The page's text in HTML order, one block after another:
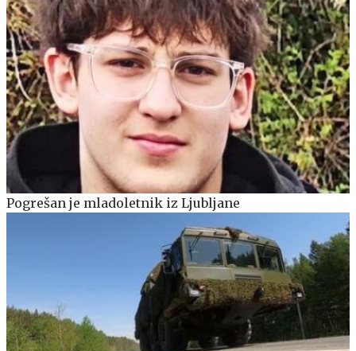
Pogrešan je mladoletnik iz Ljubljane